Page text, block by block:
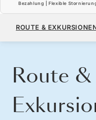
Bezahlung | Flexible
13.300 $
ROUTE &
Route &